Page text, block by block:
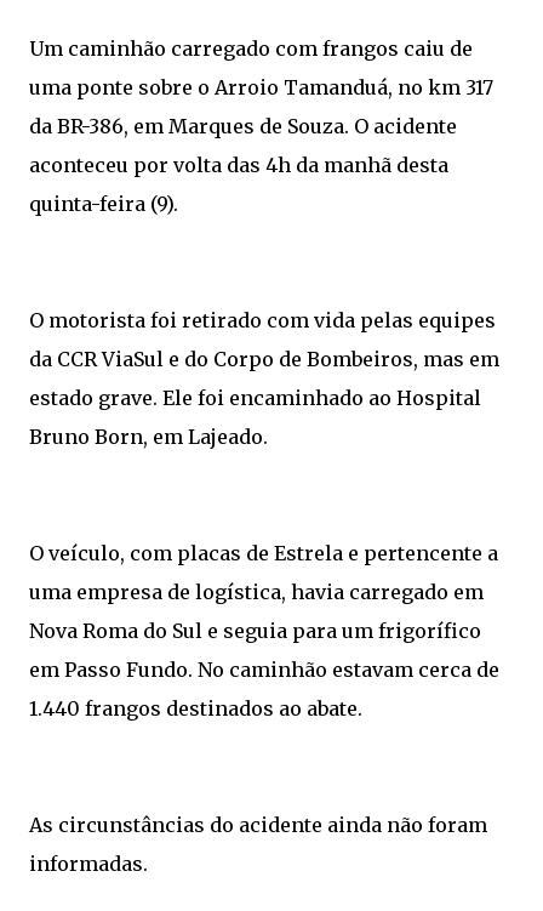
Um caminhão carregado com frangos caiu de
uma ponte sobre o Arroio Tamanduá, no km 317
da BR-386, em Marques de Souza. O acidente
aconteceu por volta das 4h da manhã desta
quinta-feira (9).
O motorista foi retirado com vida pelas equipes
da CCR ViaSul e do Corpo de Bombeiros, mas em
estado grave. Ele foi encaminhado ao Hospital
Bruno Born, em Lajeado.
O veículo, com placas de Estrela e pertencente a
uma empresa de logística, havia carregado em
Nova Roma do Sul e seguia para um frigorífico
em Passo Fundo. No caminhão estavam cerca de
1.440 frangos destinados ao abate.
As circunstâncias do acidente ainda não foram
informadas.